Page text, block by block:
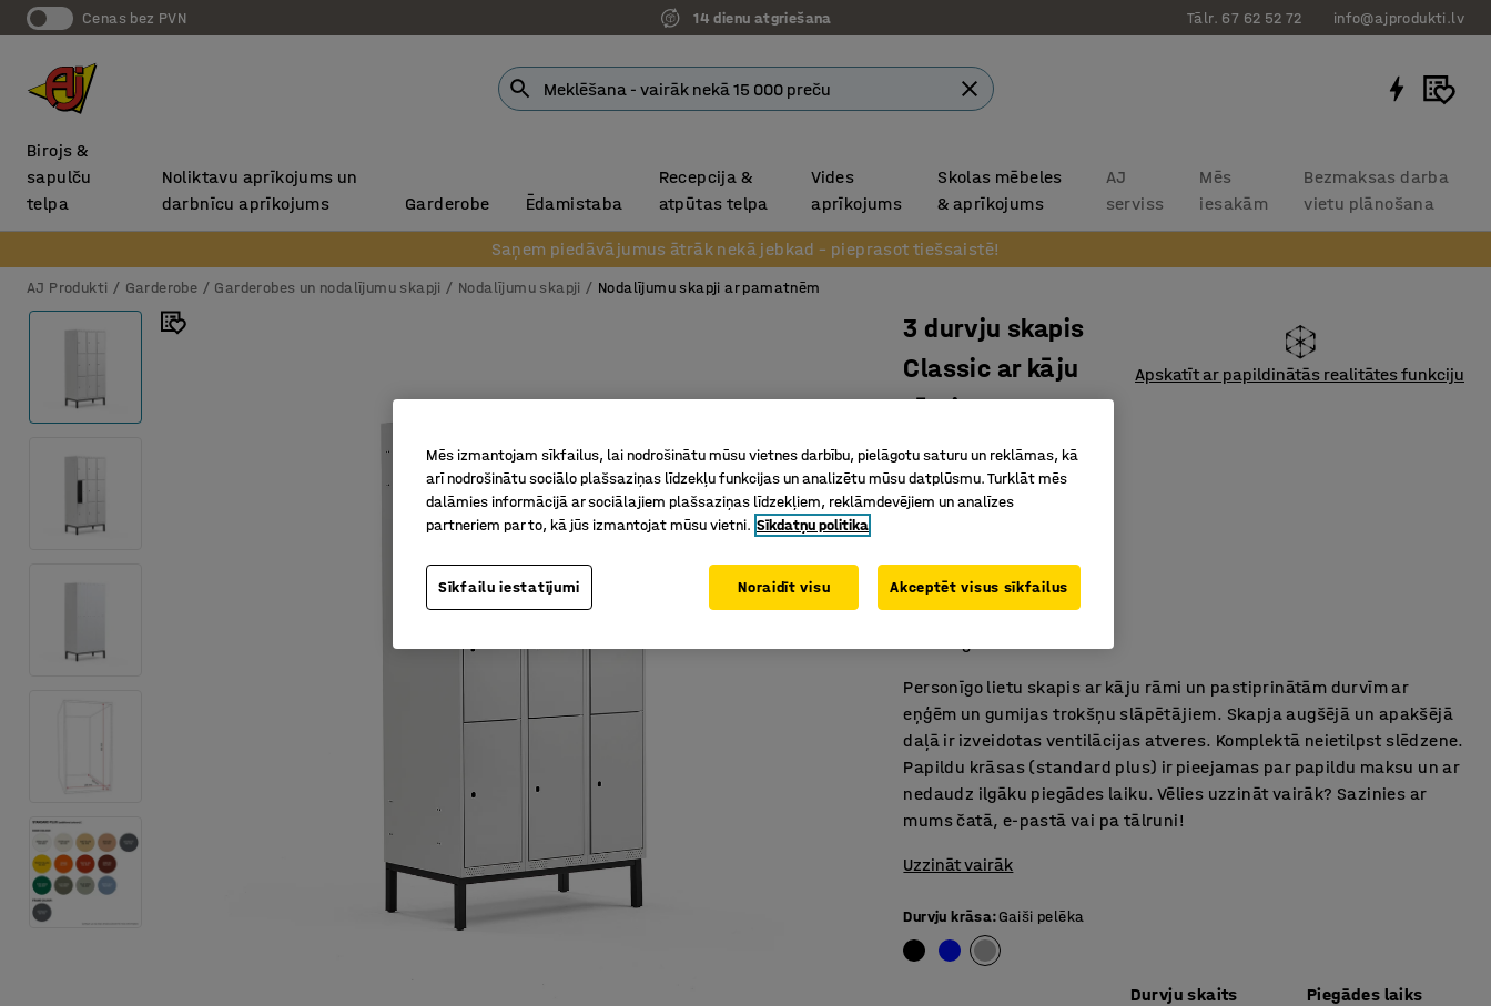
Cenas bez PVN 14 dienu atgriešana Tālr. 67 62 52 72 info@ajprodukti.lv
Birojs &
sapulču
telpa
Noliktavu aprīkojums un
darbnīcu aprīkojums
Garderobe Ēdamistaba
Recepcija &
atpūtas telpa
Vides
aprīkojums
Skolas mēbeles
& aprīkojums
AJ
serviss
Mēs
iesakām
Bezmaksas darba
vietu plānošana
Saņem piedāvājumus ātrāk nekā jebkad – pieprasot tiešsaistē!
AJ Produkti Garderobe Garderobes un nodalījumu skapji Nodalījumu skapji Nodalījumu skapji ar pamatnēm
3 durvju skapis
Classic ar kāju
rāmi
3 nodalījumi,
1940x900x550mm,
pelēks
Apskatīt ar papildinātās realitātes funkciju
Ar ventilācijas atverēm
Augsta kvalitāte
Personīgo lietu skapis ar kāju rāmi un pastiprinātām durvīm ar
eņģēm un gumijas trokšņu slāpētājiem. Skapja augšējā un apakšējā
daļā ir izveidotas ventilācijas atveres. Komplektā neietilpst slēdzene.
Papildu krāsas (standard plus) ir pieejamas par papildu maksu un ar
nedaudz ilgāku piegādes laiku. Vēlies uzzināt vairāk? Sazinies ar
mums čatā, e-pastā vai pa tālruni!
Uzzināt vairāk
Durvju krāsa:Gaiši pelēka
Durvju skaits Piegādes laiks
Mēs izmantojam sīkfailus, lai nodrošinātu mūsu vietnes darbību, pielāgotu saturu un reklāmas, kā
arī nodrošinātu sociālo plašsaziņas līdzekļu funkcijas un analizētu mūsu datplūsmu. Turklāt mēs
dalāmies informācijā ar sociālajiem plašsaziņas līdzekļiem, reklāmdevējiem un analīzes
partneriem par to, kā jūs izmantojat mūsu vietni. Sīkdatņu politika
Sīkfailu iestatījumi Noraidīt visu Akceptēt visus sīkfailus